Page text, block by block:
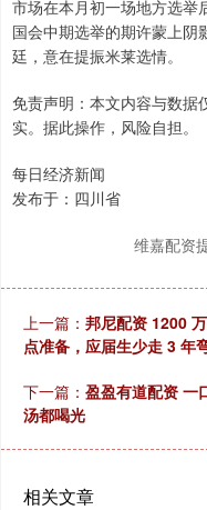
市场在本月初一场地方选举
国会中期选举的期许蒙上阴
廷，意在提振米莱选情。
免责声明：本文内容与数据
实。据此操作，风险自担。
每日经济新闻
发布于：四川省
维嘉配资
上一篇： 邦尼配资 1200
点准备，应届生少走 3 年
下一篇： 盈盈有道配资 一
汤都喝光
相关文章